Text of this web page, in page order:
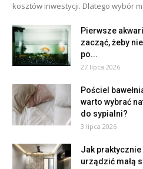
kosztów inwestycji. Dlatego wybór
Pierwsze
zacząć, żeby
po...
27 lipca 2026
Pościel
warto wybrać
do sypialni?
3 lipca 2026
Jak
urządzić małą